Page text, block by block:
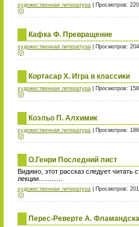
художественная литература | Просмотров:
(0)
Кафка Ф. Превращение
художественная литература | Просмотров:
(0)
Кортасар Х. Игра в классики
художественная литература | Просмотров:
(0)
Коэльо П. Алхимик
художественная литература | Просмотров:
(0)
О.Генри Последний лист
Видимо, этот рассказ следует
лекции.............
художественная литература | Просмотров:
(0)
Перес-Реверте А.